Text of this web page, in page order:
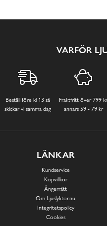
VARFÖR
Beställ före kl 13 så
skickar vi samma dag
Fraktfritt över 799
annars 59 - 79 kr
LÄNKAR
Kundservice
Köpvillkor
Ångerrätt
Om Ljuslyktor.nu
Integritetspolicy
Cookies